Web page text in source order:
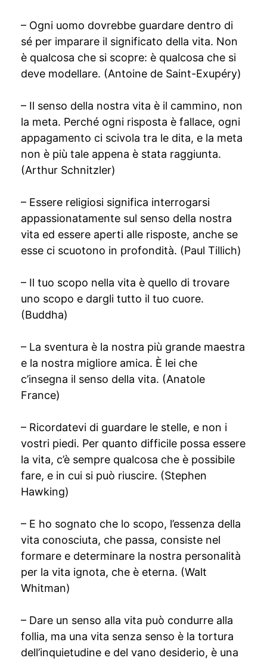
– Ogni uomo dovrebbe guardare dentro di
sé per imparare il significato della vita. Non
è qualcosa che si scopre: è qualcosa che si
deve modellare. (Antoine de Saint-Exupéry)
– Il senso della nostra vita è il cammino, non
la meta. Perché ogni risposta è fallace, ogni
appagamento ci scivola tra le dita, e la meta
non è più tale appena è stata raggiunta.
(Arthur Schnitzler)
– Essere religiosi significa interrogarsi
appassionatamente sul senso della nostra
vita ed essere aperti alle risposte, anche se
esse ci scuotono in profondità. (Paul Tillich)
– Il tuo scopo nella vita è quello di trovare
uno scopo e dargli tutto il tuo cuore.
(Buddha)
– La sventura è la nostra più grande maestra
e la nostra migliore amica. È lei che
c’insegna il senso della vita. (Anatole
France)
– Ricordatevi di guardare le stelle, e non i
vostri piedi. Per quanto difficile possa essere
la vita, c’è sempre qualcosa che è possibile
fare, e in cui si può riuscire. (Stephen
Hawking)
– E ho sognato che lo scopo, l’essenza della
vita conosciuta, che passa, consiste nel
formare e determinare la nostra personalità
per la vita ignota, che è eterna. (Walt
Whitman)
– Dare un senso alla vita può condurre alla
follia, ma una vita senza senso è la tortura
dell’inquietudine e del vano desiderio, è una